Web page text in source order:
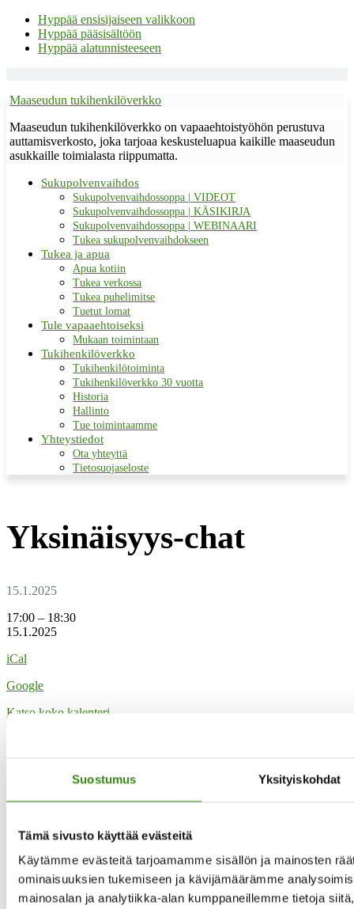
Suostumus Yksityiskohdat
Tämä sivusto käyttää evästeitä
Käytämme evästeitä tarjoamamme sisällön ja mainosten
ominaisuuksien tukemiseen ja kävijämäärämme
mainosalan ja analytiikka-alan kumppaneillemme tietoja
Hyppää ensisijaiseen valikkoon
Hyppää pääsisältöön
Hyppää alatunnisteeseen
Maaseudun tukihenkilöverkko
Maaseudun tukihenkilöverkko on vapaaehtoistyöhön perustuva
auttamisverkosto, joka tarjoaa keskusteluapua kaikille maaseudun
asukkaille toimialasta riippumatta.
Sukupolvenvaihdos
Sukupolvenvaihdossoppa | VIDEOT
Sukupolvenvaihdossoppa | KÄSIKIRJA
Sukupolvenvaihdossoppa | WEBINAARI
Tukea sukupolvenvaihdokseen
Tukea ja apua
Apua kotiin
Tukea verkossa
Tukea puhelimitse
Tuetut lomat
Tule vapaaehtoiseksi
Mukaan toimintaan
Tukihenkilöverkko
Tukihenkilötoiminta
Tukihenkilöverkko 30 vuotta
Historia
Hallinto
Tue toimintaamme
Yhteystiedot
Ota yhteyttä
Tietosuojaseloste
Yksinäisyys-chat
Yksinäisyys-
chat
17:00 – 18:30
15.1.2025
iCal
Google
Katso koko kalenteri
Maaseudun tukihenkilöverkko
Eerikinkatu 27, 6. krs
00180 Helsinki
puh. 0400 789 481
mia.kalpa@tukihenkilo.fi
Tukihenkilöiden tupa
Saavutettavuusseloste